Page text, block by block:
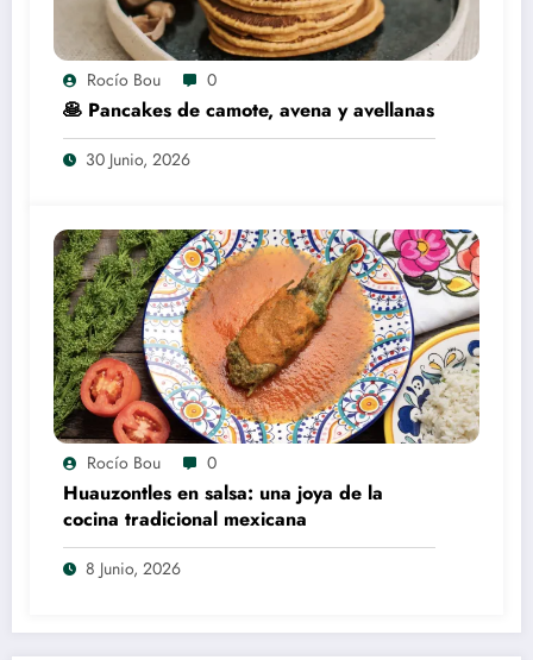
Rocío Bou 0
🥞 Pancakes de camote, avena y avellanas
30 Junio, 2026
Rocío Bou 0
Huauzontles en salsa: una joya de la
cocina tradicional mexicana
8 Junio, 2026